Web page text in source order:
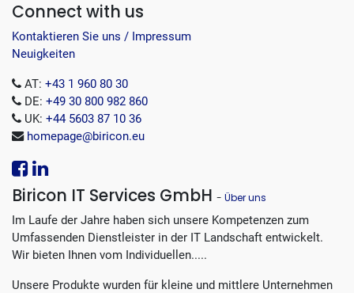
Connect with us
Kontaktieren Sie uns / Impressum
Neuigkeiten
AT: +43 1 960 80 30
DE: +49 30 800 982 860
UK: +44 5603 87 10 36
homepage@biricon.eu
Biricon IT Services GmbH - Über uns
Im Laufe der Jahre haben sich unsere Kompetenzen zum
Umfassenden Dienstleister in der IT Landschaft entwickelt.
Wir bieten Ihnen vom Individuellen.....
Unsere Produkte wurden für kleine und mittlere Unternehmen